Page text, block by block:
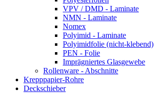
VPV / DMD - Laminate
NMN - Laminate
Nomex
Polyimid - Laminate
Polyimidfolie (nicht-klebend)
PEN - Folie
Imprägniertes Glasgewebe
Rollenware - Abschnitte
Krepppapier-Rohre
Deckschieber